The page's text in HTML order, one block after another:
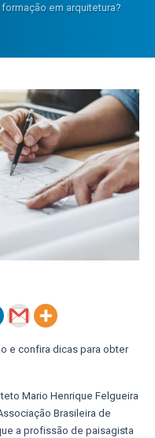
em arquitetura?
e confira dicas para obter
Mario Henrique Felgueira
Brasileira de
a profissão de paisagista